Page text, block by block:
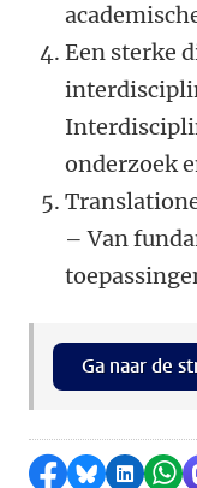
Een sterke
onderzoek
– Van
Ga naar de
Delen op
Delen via
Delen